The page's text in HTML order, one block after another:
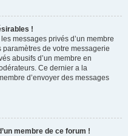
!
messages privés d’un membre
de votre messagerie
abusifs d’un membre en
Ce dernier a la
d’envoyer des messages
membre de ce forum !